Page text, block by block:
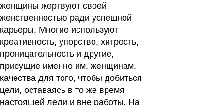
женщины жертвуют своей
женственностью ради успешной
карьеры. Многие используют
креативность, упорство, хитрость,
проницательность и другие,
присущие именно им, женщинам,
качества для того, чтобы добиться
цели, оставаясь в то же время
настоящей леди и вне работы. На